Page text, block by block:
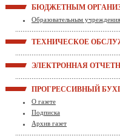
БЮДЖЕТНЫМ
Образовательным
ТЕХНИЧЕСКОЕ
ЭЛЕКТРОННАЯ
ПРОГРЕССИВНЫЙ
О газете
Подписка
Архив газет